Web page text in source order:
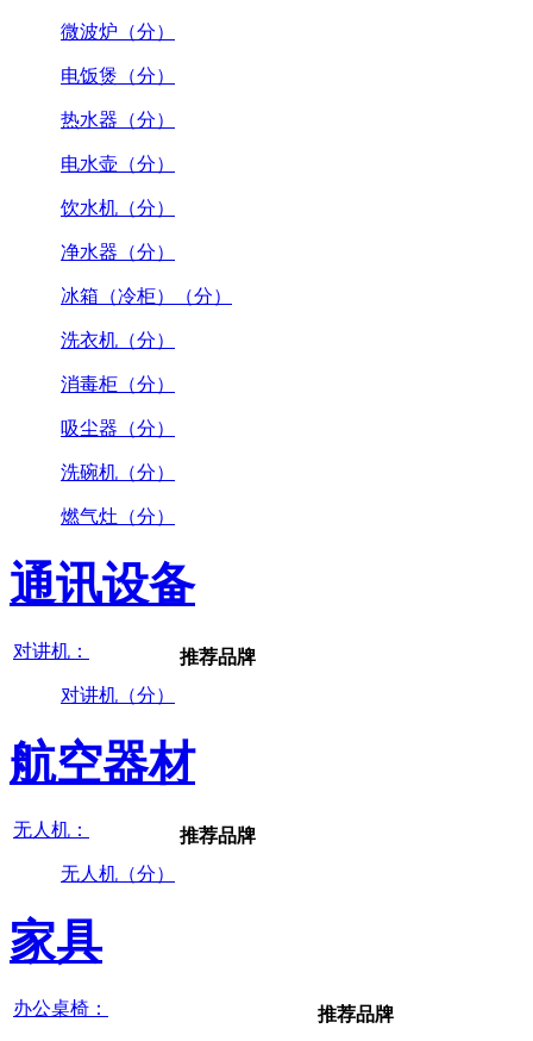
微波炉（分）
电饭煲（分）
热水器（分）
电水壶（分）
饮水机（分）
净水器（分）
冰箱（冷柜）（分）
洗衣机（分）
消毒柜（分）
吸尘器（分）
洗碗机（分）
燃气灶（分）
通讯设备
对讲机：
对讲机（分）
推荐品牌
航空器材
无人机：
无人机（分）
推荐品牌
家具
办公桌椅： 推荐品牌